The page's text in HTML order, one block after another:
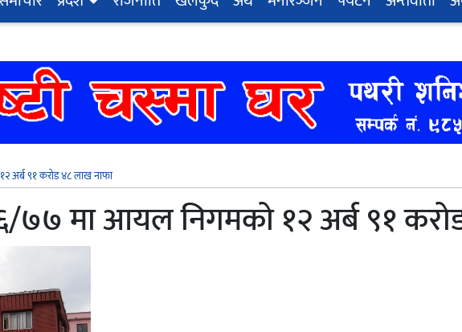
अर्ब ९१ करोड ४८ लाख नाफा
७७ मा आयल निगमको १२ अर्ब ९१